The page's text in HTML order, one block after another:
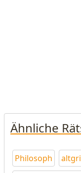
Ähnliche
Philosoph